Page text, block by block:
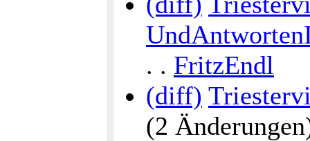
. . FritzEndl
(diff)
(2